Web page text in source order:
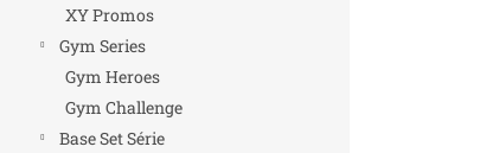
XY Promos
Gym Series
Gym Heroes
Gym Challenge
Base Set Série